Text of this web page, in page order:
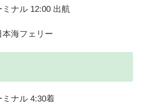
ナル 12:00 出航
海フェリー
ナル 4:30着